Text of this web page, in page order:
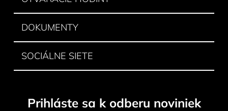
DOKUMENTY
SOCIÁLNE SIETE
Prihláste sa k odberu noviniek